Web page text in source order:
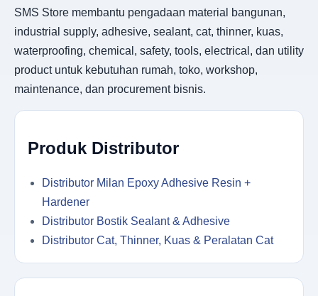
SMS Store membantu pengadaan material bangunan,
industrial supply, adhesive, sealant, cat, thinner, kuas,
waterproofing, chemical, safety, tools, electrical, dan utility
product untuk kebutuhan rumah, toko, workshop,
maintenance, dan procurement bisnis.
Produk Distributor
Distributor Milan Epoxy Adhesive Resin +
Hardener
Distributor Bostik Sealant & Adhesive
Distributor Cat, Thinner, Kuas & Peralatan Cat